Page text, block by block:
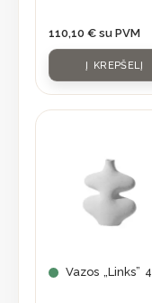
110,10 € su PVM
Į KREPŠELĮ
Vazos „Links” 4